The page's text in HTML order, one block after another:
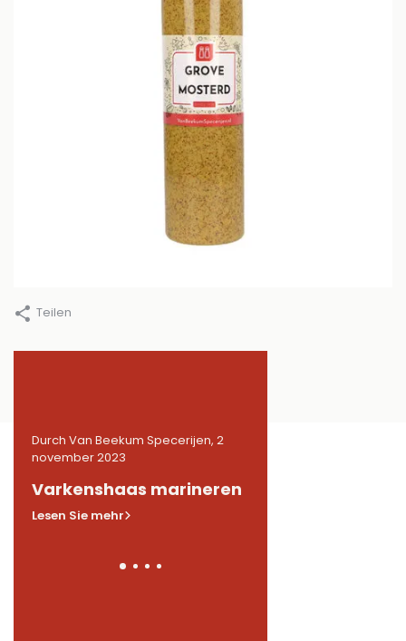
Teilen
Durch Van Beekum Specerijen, 2
november 2023
Varkenshaas marineren
Lesen Sie mehr